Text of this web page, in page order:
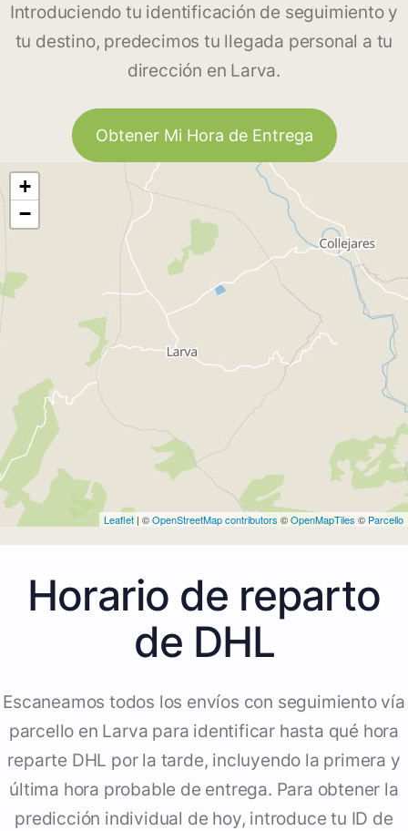
Introduciendo tu identificación de seguimiento y
tu destino, predecimos tu llegada personal a tu
dirección en Larva.
Obtener Mi Hora de Entrega
+
−
Leaflet | ©OpenStreetMap contributors ©OpenMapTiles © Parcello
Horario de reparto
de DHL
Escaneamos todos los envíos con seguimiento vía
parcello en Larva para identificar hasta qué hora
reparte DHL por la tarde, incluyendo la primera y
última hora probable de entrega. Para obtener la
predicción individual de hoy, introduce tu ID de